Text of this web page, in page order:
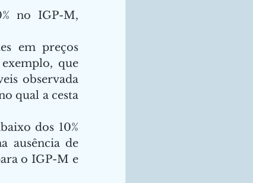
no IGP-M,
em preços
que
observada
qual a cesta
dos 10%
ausência de
o IGP-M e